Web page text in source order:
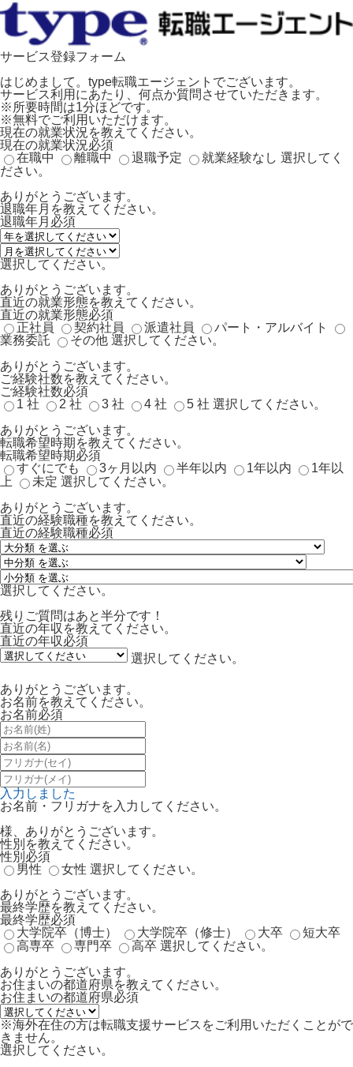
サービス登録フォーム
はじめまして。type転職エージェントでございます。
サービス利用にあたり、何点か質問させていただきます。
※所要時間は1分ほどです。
※無料でご利用いただけます。
現在の就業状況を教えてください。
現在の就業状況必須
在職中
離職中 退職予定 就業経験なし 選択してく
ださい。
ありがとうございます。
退職年月を教えてください。
退職年月 必須
選択してください。
ありがとうございます。
直近の就業形態を教えてください。
直近の就業形態必須
正社員
契約社員 派遣社員
パート・アルバイト
業務委託
その他 選択してください。
ありがとうございます。
ご経験社数を教えてください。
ご経験社数必須
1 社
2 社 3 社 4 社 5 社 選択してください。
ありがとうございます。
転職希望時期を教えてください。
転職希望時期必須
すぐにでも
3ヶ月以内 半年以内 1年以内
1年以
上
未定 選択してください。
ありがとうございます。
直近の経験職種を教えてください。
直近の経験職種必須
選択してください。
残りご質問はあと半分です！
直近の年収を教えてください。
直近の年収必須
選択してください。
ありがとうございます。
お名前を教えてください。
お名前必須
入力しました
お名前・フリガナを入力してください。
様、ありがとうございます。
性別を教えてください。
性別 必須
男性
女性 選択してください。
ありがとうございます。
最終学歴を教えてください。
最終学歴必須
大学院卒（博士）
大学院卒（修士） 大卒
短大卒
高専卒
専門卒 高卒 選択してください。
ありがとうございます。
お住まいの都道府県を教えてください。
お住まいの都道府県必須
※海外在住の方は転職支援サービスをご利用いただくことがで
きません。
選択してください。